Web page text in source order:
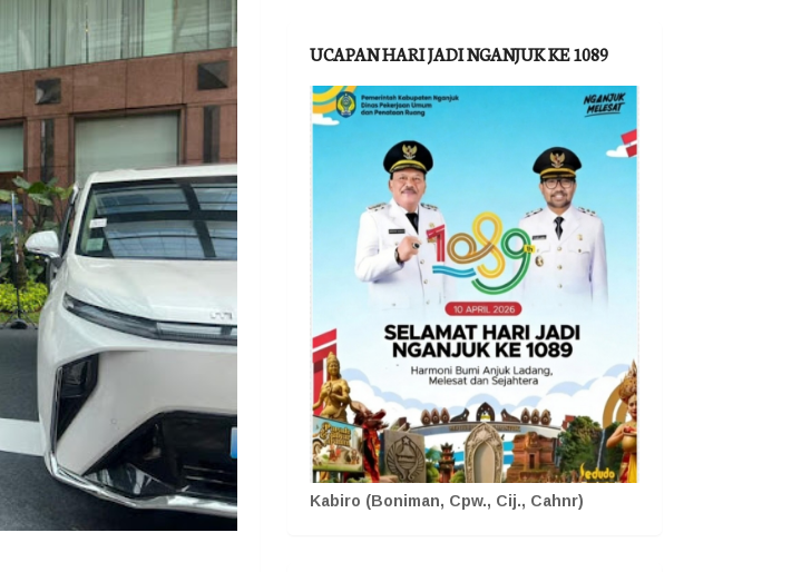
UCAPAN HARI JADI NGANJUK KE 1089
Kabiro (Boniman, Cpw., Cij., Cahnr)